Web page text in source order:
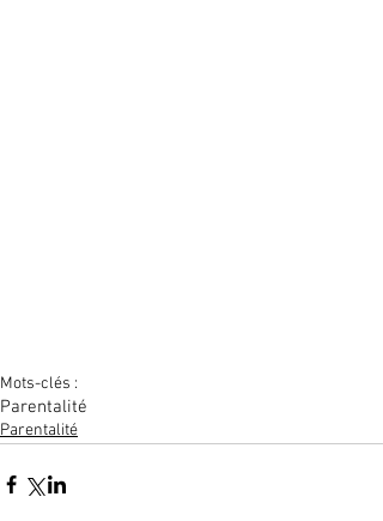
Mots-clés :
Parentalité
Parentalité